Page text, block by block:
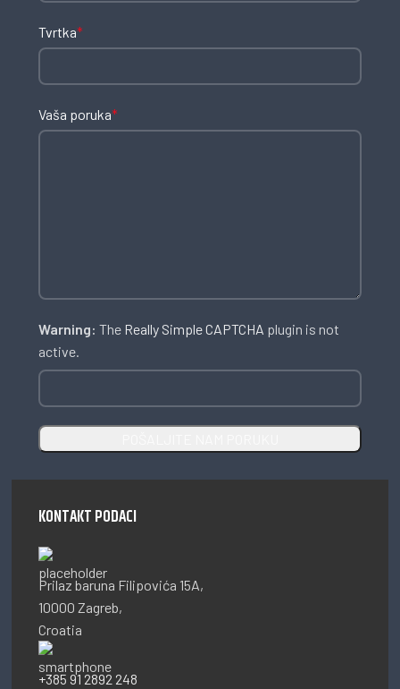
Tvrtka*
Vaša poruka*
Warning: The Really Simple CAPTCHA plugin is not
active.
KONTAKT PODACI
Prilaz baruna Filipovića 15A,
10000 Zagreb,
Croatia
+385 91 2892 248